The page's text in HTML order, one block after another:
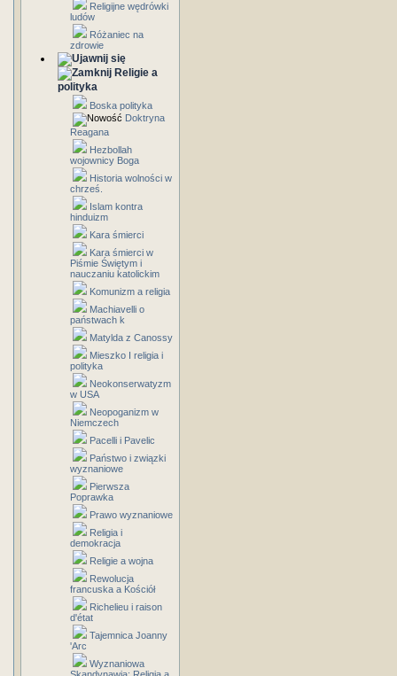
Religijne wędrówki
ludów
Różaniec na
zdrowie
Religie a
polityka
Boska polityka
Doktryna
Reagana
Hezbollah
wojownicy Boga
Historia wolności w
chrześ.
Islam kontra
hinduizm
Kara śmierci
Kara śmierci w
Piśmie Świętym i
nauczaniu katolickim
Komunizm a religia
Machiavelli o
państwach k
Matylda z Canossy
Mieszko I religia i
polityka
Neokonserwatyzm
w USA
Neopoganizm w
Niemczech
Pacelli i Pavelic
Państwo i związki
wyznaniowe
Pierwsza
Poprawka
Prawo wyznaniowe
Religia i
demokracja
Religie a wojna
Rewolucja
francuska a Kościół
Richelieu i raison
d'état
Tajemnica Joanny
'Arc
Wyznaniowa